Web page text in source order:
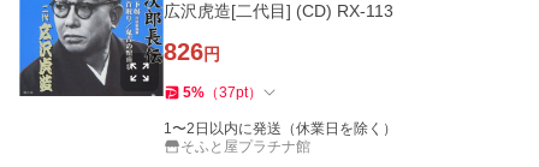
広沢虎造[二代目] (CD) RX-113
826円
5% （37pt）
1〜2日以内に発送（休業日を除く）
そふと屋プラチナ館